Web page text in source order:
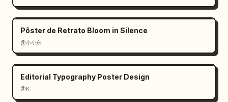
Pôster de Retrato Bloom in Silence
@小小东
Editorial Typography Poster Design
@K